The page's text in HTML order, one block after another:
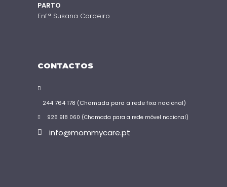
PARTO
Enf.ª Susana Cordeiro
CONTACTOS
244 764 178 (Chamada para a rede fixa nacional)
926 918 060 (Chamada para a rede móvel nacional)
info@mommycare.pt